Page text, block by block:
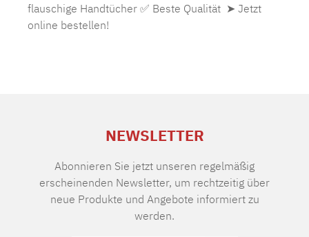
flauschige Handtücher ✅ Beste Qualität ➤ Jetzt
online bestellen!
NEWSLETTER
Abonnieren Sie jetzt unseren regelmäßig
erscheinenden Newsletter, um rechtzeitig über
neue Produkte und Angebote informiert zu
werden.